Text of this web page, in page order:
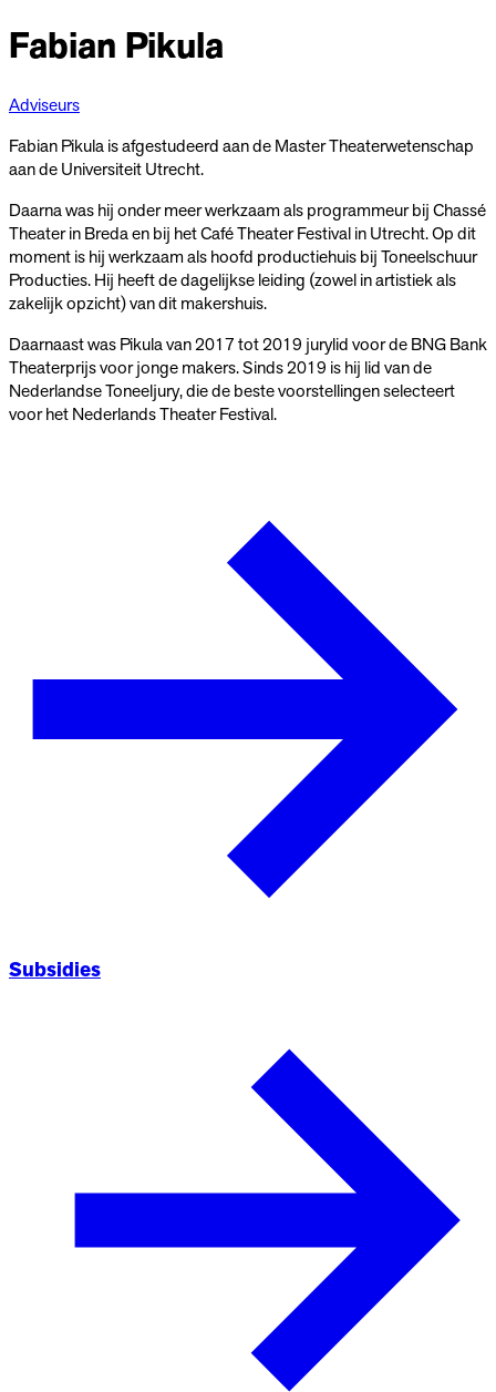
Fabian Pikula
Adviseurs
Fabian Pikula is afgestudeerd aan de Master Theaterwetenschap
aan de Universiteit Utrecht.
Daarna was hij onder meer werkzaam als programmeur bij Chassé
Theater in Breda en bij het Café Theater Festival in Utrecht. Op dit
moment is hij werkzaam als hoofd productiehuis bij Toneelschuur
Producties. Hij heeft de dagelijkse leiding (zowel in artistiek als
zakelijk opzicht) van dit makershuis.
Daarnaast was Pikula van 2017 tot 2019 jurylid voor de BNG Bank
Theaterprijs voor jonge makers. Sinds 2019 is hij lid van de
Nederlandse Toneeljury, die de beste voorstellingen selecteert
voor het Nederlands Theater Festival.
Subsidies